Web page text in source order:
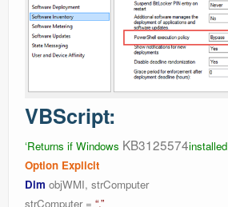
VBScript:
‘Returns if Windows KB3125574installed
Option Explicit
Dim objWMI, strComputer
strComputer = “.”